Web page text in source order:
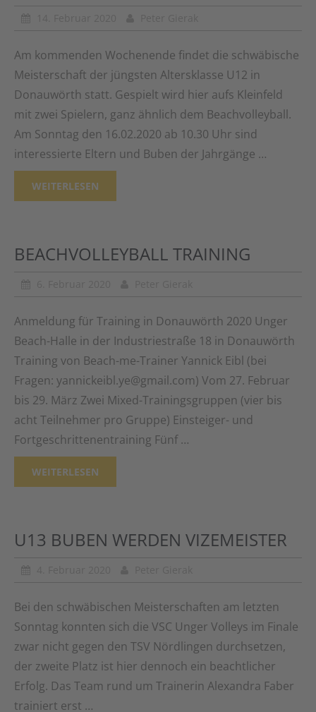
Am kommenden Wochenende findet die schwäbische
Meisterschaft der jüngsten Altersklasse U12 in
Donauwörth statt. Gespielt wird hier aufs Kleinfeld
mit zwei Spielern, ganz ähnlich dem Beachvolleyball.
Am Sonntag den 16.02.2020 ab 10.30 Uhr sind
interessierte Eltern und Buben der Jahrgänge …
WEITERLESEN
BEACHVOLLEYBALL TRAINING
Anmeldung für Training in Donauwörth 2020 Unger
Beach-Halle in der Industriestraße 18 in Donauwörth
Training von Beach-me-Trainer Yannick Eibl (bei
Fragen: yannickeibl.ye@gmail.com) Vom 27. Februar
bis 29. März Zwei Mixed-Trainingsgruppen (vier bis
acht Teilnehmer pro Gruppe) Einsteiger- und
Fortgeschrittenentraining Fünf …
WEITERLESEN
U13 BUBEN WERDEN VIZEMEISTER
Bei den schwäbischen Meisterschaften am letzten
Sonntag konnten sich die VSC Unger Volleys im Finale
zwar nicht gegen den TSV Nördlingen durchsetzen,
der zweite Platz ist hier dennoch ein beachtlicher
Erfolg. Das Team rund um Trainerin Alexandra Faber
trainiert erst …